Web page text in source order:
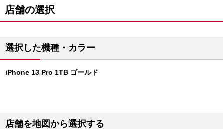
店舗の選択
選択した機種・カラー
iPhone 13 Pro 1TB ゴールド
店舗を地図から選択する